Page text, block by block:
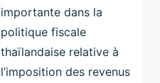
importante dans la
politique fiscale
thaïlandaise relative à
l’imposition des revenus